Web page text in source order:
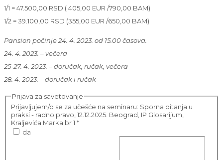
1/1 = 47.500,00 RSD ( 405,00 EUR /790,00 BAM)
1/2 = 39.100,00 RSD (355,00 EUR /650,00 BAM)
Pansion počinje 24. 4. 2023. od 15.00 časova.
24. 4. 2023. – večera
25-27. 4. 2023. – doručak, ručak, večera
28. 4. 2023. – doručak i ručak
Prijava za savetovanje
Prijavljujem/o se za učešće na seminaru: Sporna pitanja u
praksi - radno pravo, 12.12.2025. Beograd, IP Glosarijum,
Kraljevića Marka br 1 *
da